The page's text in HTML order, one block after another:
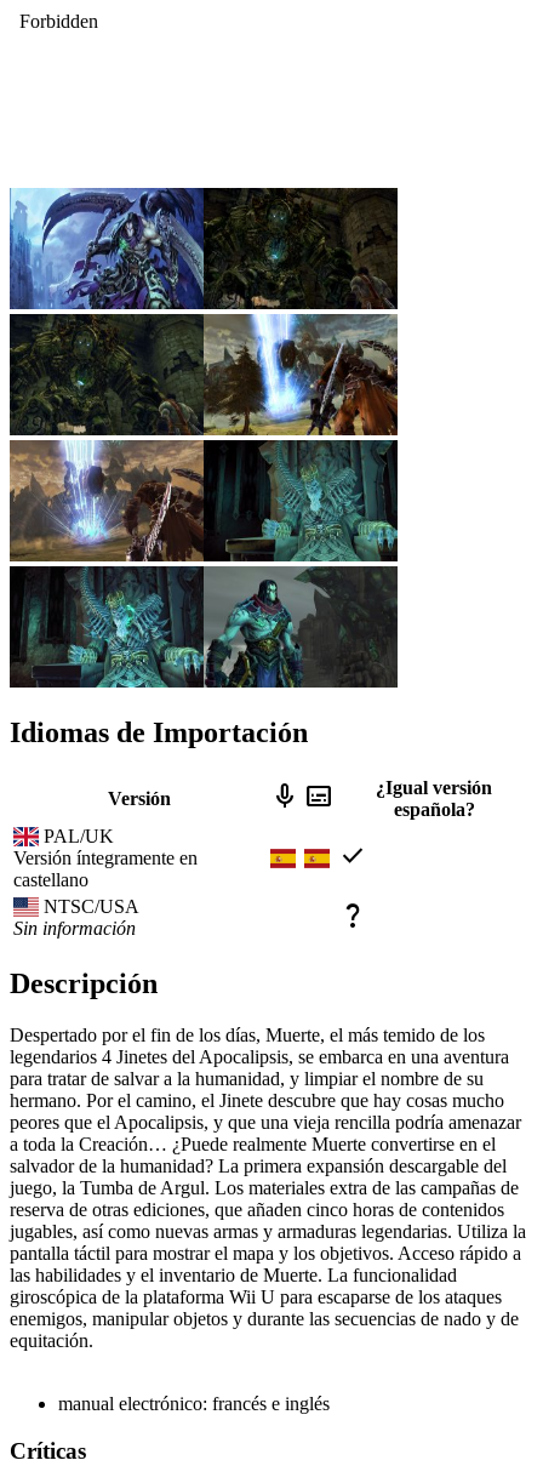
Idiomas de Importación
Versión mic subtitles
¿Igual versión
española?
PAL/UK
Versión íntegramente en
castellano
check
NTSC/USA
Sin información
question_mark
Descripción
Despertado por el fin de los días, Muerte, el más temido de los
legendarios 4 Jinetes del Apocalipsis, se embarca en una aventura
para tratar de salvar a la humanidad, y limpiar el nombre de su
hermano. Por el camino, el Jinete descubre que hay cosas mucho
peores que el Apocalipsis, y que una vieja rencilla podría amenazar
a toda la Creación… ¿Puede realmente Muerte convertirse en el
salvador de la humanidad? La primera expansión descargable del
juego, la Tumba de Argul. Los materiales extra de las campañas de
reserva de otras ediciones, que añaden cinco horas de contenidos
jugables, así como nuevas armas y armaduras legendarias. Utiliza la
pantalla táctil para mostrar el mapa y los objetivos. Acceso rápido a
las habilidades y el inventario de Muerte. La funcionalidad
giroscópica de la plataforma Wii U para escaparse de los ataques
enemigos, manipular objetos y durante las secuencias de nado y de
equitación.
manual electrónico: francés e inglés
Críticas